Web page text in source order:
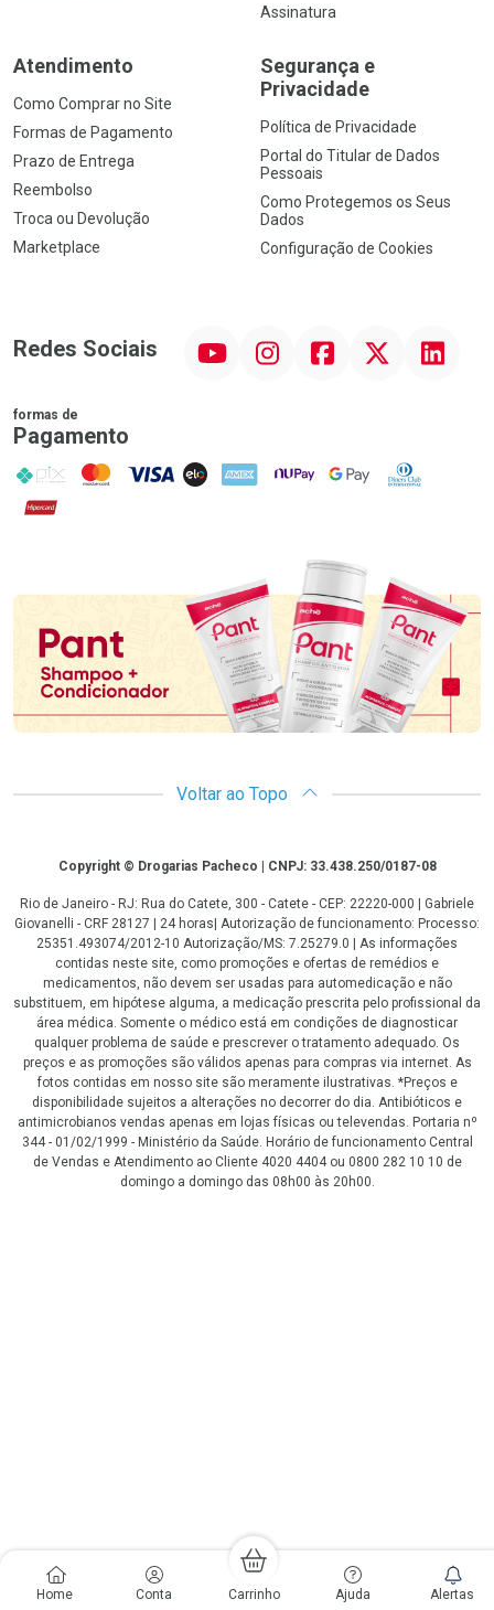
Home Conta Carrinho Ajuda Alertas
Assinatura
Atendimento
Como Comprar no Site
Formas de Pagamento
Prazo de Entrega
Reembolso
Troca ou Devolução
Marketplace
Segurança e
Privacidade
Política de Privacidade
Portal do Titular de Dados
Pessoais
Como Protegemos os Seus
Dados
Configuração de Cookies
Redes Sociais InstagramFacebookTwitter Linkedin
formas de
Pagamento
PIX MasterCard
VISA ELO AMEX NuPay Google PayDiners Club
Hipercard
Voltar ao Topo
CopyrightCopyright © Drogarias Pacheco | CNPJ: 33.438.250/0187-08
Rio de Janeiro - RJ: Rua do Catete, 300 - Catete - CEP: 22220-000 | Gabriele
Giovanelli - CRF 28127 | 24 horas| Autorização de funcionamento: Processo:
25351.493074/2012-10 Autorização/MS: 7.25279.0 | As informações
contidas neste site, como promoções e ofertas de remédios e
medicamentos, não devem ser usadas para automedicação e não
substituem, em hipótese alguma, a medicação prescrita pelo profissional da
área médica. Somente o médico está em condições de diagnosticar
qualquer problema de saúde e prescrever o tratamento adequado. Os
preços e as promoções são válidos apenas para compras via internet. As
fotos contidas em nosso site são meramente ilustrativas. *Preços e
disponibilidade sujeitos a alterações no decorrer do dia. Antibióticos e
antimicrobianos vendas apenas em lojas físicas ou televendas. Portaria nº
344 - 01/02/1999 - Ministério da Saúde. Horário de funcionamento Central
de Vendas e Atendimento ao Cliente 4020 4404 ou 0800 282 10 10 de
domingo a domingo das 08h00 às 20h00.